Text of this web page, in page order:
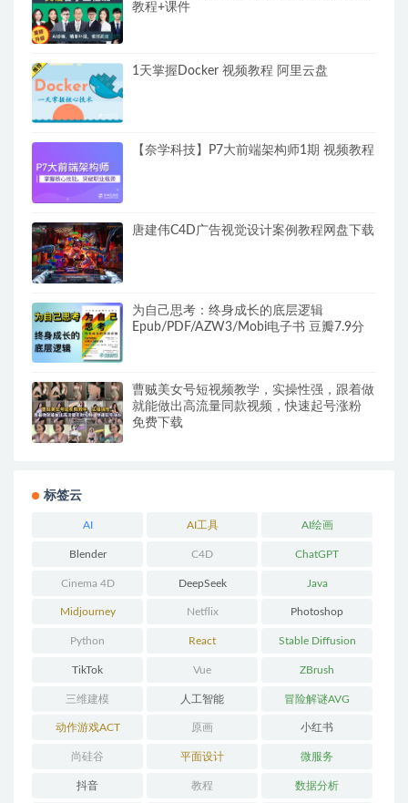
教程+课件
1天掌握Docker 视频教程 阿里云盘
【奈学科技】P7大前端架构师1期 视频教程
唐建伟C4D广告视觉设计案例教程网盘下载
为自己思考：终身成长的底层逻辑
Epub/PDF/AZW3/Mobi电子书 豆瓣7.9分
曹贼美女号短视频教学，实操性强，跟着做
就能做出高流量同款视频，快速起号涨粉
免费下载
标签云
AI AI工具 AI绘画
Blender C4D ChatGPT
Cinema 4D DeepSeek Java
Midjourney Netflix Photoshop
Python React Stable Diffusion
TikTok Vue ZBrush
三维建模 人工智能 冒险解谜AVG
动作游戏ACT 原画 小红书
尚硅谷 平面设计 微服务
抖音 教程 数据分析